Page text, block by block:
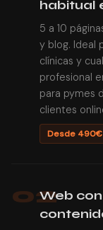
habitual
5 a 10
y blog. Ideal
clínicas y
profesional
para pymes
clientes
Desde 490€
02
Web